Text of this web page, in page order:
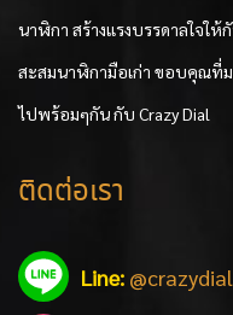
นาฬิกา สร้างแรงบรรดาลใจ
สะสมนาฬิกามือเก่า ขอบคุณที่
ไปพร้อมๆกัน กับ Crazy Dial
ติดต่อเรา
Line: @crazydial